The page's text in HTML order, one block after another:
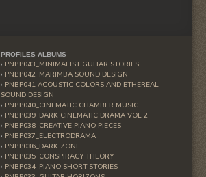
PROFILES ALBUMS
PNBP043_MINIMALIST GUITAR STORIES
PNBP042_MARIMBA SOUND DESIGN
PNBP041 ACOUSTIC COLORS AND ETHEREAL
SOUND DESIGN
PNBP040_CINEMATIC CHAMBER MUSIC
PNBP039_DARK CINEMATIC DRAMA VOL 2
PNBP038_CREATIVE PIANO PIECES
PNBP037_ELECTRODRAMA
PNBP036_DARK ZONE
PNBP035_CONSPIRACY THEORY
PNBP034_PIANO SHORT STORIES